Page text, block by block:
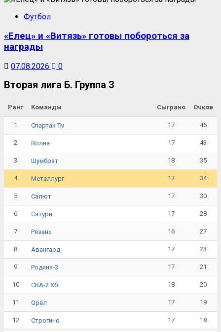
Футбол
«Елец» и «Витязь» готовы побороться за
награды
07.08.2026 0
Вторая лига Б. Группа 3
Ранг Команды Сыграно Очков
1 Спартак Тм 17 46
2 Волна 17 43
3 Шумбрат 18 35
4 Металлург 17 34
5 Салют 17 30
6 Сатурн 17 28
7 Рязань 16 27
8 Авангард 17 23
9 Родина-3 17 21
10 СКА-2 Хб 18 20
11 Орёл 17 19
12 Строгино 17 18